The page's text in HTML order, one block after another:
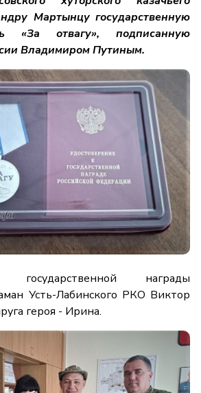
Мартынцу государственную
«За отвагу», подписанную
Владимиром Путиным.
награды
Усть-Лабинского РКО Виктор
героя - Ирина.